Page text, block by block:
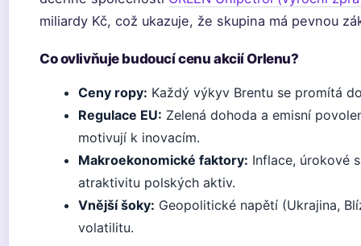
miliardy Kč, což ukazuje, že skupina má pevnou
Co ovlivňuje budoucí cenu akcií Orlenu?
Ceny ropy: Každý výkyv Brentu se promítá
Regulace EU: Zelená dohoda a emisní
motivují k inovacím.
Makroekonomické faktory: Inflace, úrokové
atraktivitu polských aktiv.
Vnější šoky: Geopolitické napětí (Ukrajina,
volatilitu.